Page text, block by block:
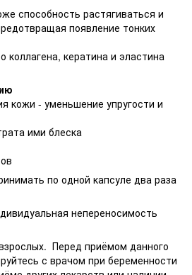
способность растягиваться и
появление тонких
коллагена, кератина и эластина
кожи - уменьшение упругости и
ими блеска
по одной капсуле два раза
непереносимость
Перед приёмом данного
с врачом при беременности